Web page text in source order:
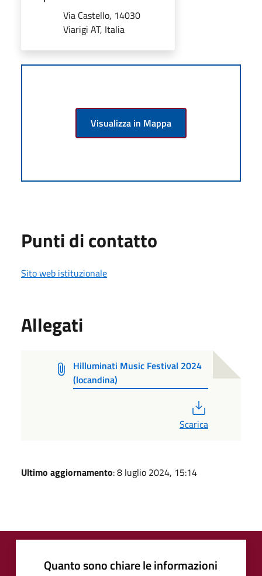
Via Castello, 14030
Viarigi AT, Italia
Visualizza in Mappa
Punti di contatto
Sito web istituzionale
Allegati
Hilluminati Music Festival 2024
(locandina)
Scarica
Ultimo aggiornamento: 8 luglio 2024, 15:14
Quanto sono chiare le informazioni